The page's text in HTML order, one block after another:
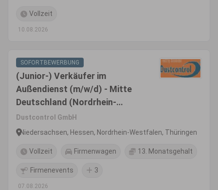
Vollzeit
10.08.2026
SOFORTBEWERBUNG
(Junior-) Verkäufer im
Außendienst (m/w/d) - Mitte
Deutschland (Nordrhein-
Westfalen, Nord-Hessen,
Thüringen, Sachsen)
Dustcontrol GmbH
Niedersachsen, Hessen, Nordrhein-Westfalen, Thüringen
Vollzeit Firmenwagen 13. Monatsgehalt
Firmenevents 3
07.08.2026